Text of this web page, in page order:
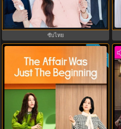
My Bias, My Boss เมื่อเมนฉันเป็น
ประธานบริษัท (2026) พากย์ไทย ซับ
ไทย EP.1-12
ซับไทย
ซับไทย